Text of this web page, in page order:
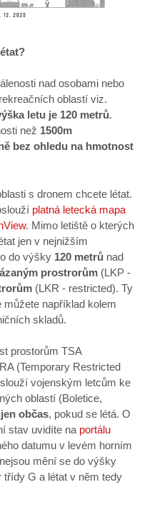
nad osobami nebo
oblastí viz.
letu je 120 metrů.
než 1500m
bez ohledu na hmotnost
s dronem chcete létat.
platná letecká mapa
. Mimo letiště o kterých
jen v nejnižším
do výšky 120 metrů nad
prostrorům (LKP -
(LKR - restricted). Ty
můžete například kolem
skladů.
prostorům TSA
(Temporary Restricted
vojenským letcům ke
oblastí (Boletice,
občas, pokud se létá. O
stav uvidíte na portálu
datumu v levém horním
mění se do výšky
třídy G a létat v něm tedy